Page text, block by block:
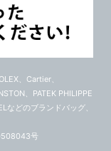
、Cartier、
、PATEK PHILIPPE
などのブランドバッグ、
号